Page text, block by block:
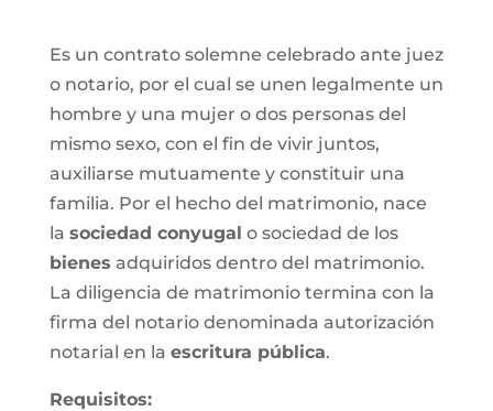
Es un contrato solemne celebrado ante juez
o notario, por el cual se unen legalmente un
hombre y una mujer o dos personas del
mismo sexo, con el fin de vivir juntos,
auxiliarse mutuamente y constituir una
familia. Por el hecho del matrimonio, nace
la sociedad conyugal o sociedad de los
bienes adquiridos dentro del matrimonio.
La diligencia de matrimonio termina con la
firma del notario denominada autorización
notarial en la escritura pública.
Requisitos: